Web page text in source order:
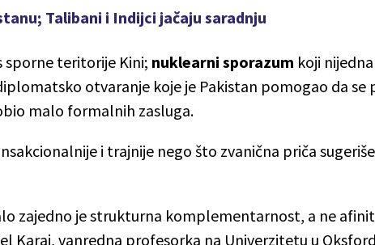
Talibani i Indijci jačaju saradnju
sporne teritorije Kini; nuklearni sporazum koji
otvaranje koje je Pakistan pomogao da se
malo formalnih zasluga.
i trajnije nego što zvanična priča
zajedno je strukturna komplementarnost, a ne
Karai, vanredna profesorka na Univerzitetu u